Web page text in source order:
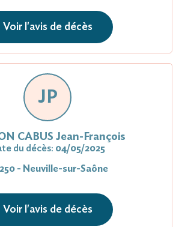
Voir l'avis de décès
JP
CABUS Jean-François
du décès: 04/05/2025
- Neuville-sur-Saône
Voir l'avis de décès